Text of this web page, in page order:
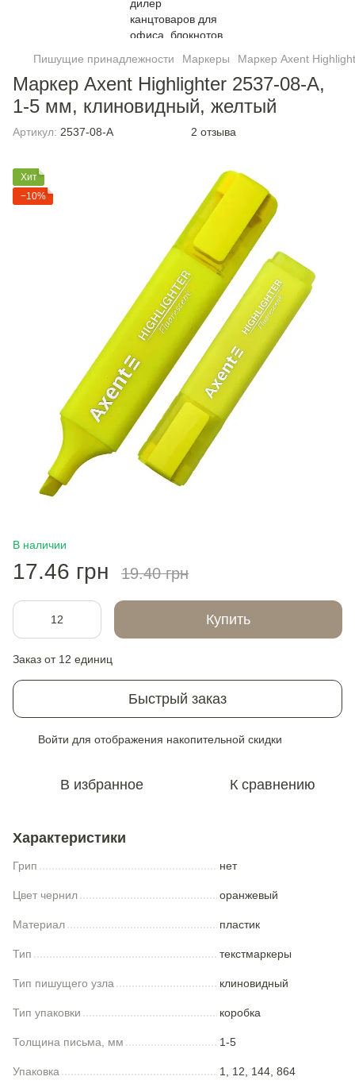
Пишущие принадлежности Маркеры Маркер Axent
Маркер Axent Highlighter 2537-08-A,
1-5 мм, клиновидный, желтый
Артикул: 2537-08-A 2 отзыва
Хит
−10%
В наличии
17.46 грн 19.40 грн
Купить
Заказ от 12 единиц
Быстрый заказ
Войти для отображения накопительной скидки
В избранное К сравнению
Характеристики
Грип нет
Цвет чернил оранжевый
Материал пластик
Тип текстмаркеры
Тип пишущего узла клиновидный
Тип упаковки коробка
Толщина письма, мм 1-5
Упаковка 1, 12, 144, 864